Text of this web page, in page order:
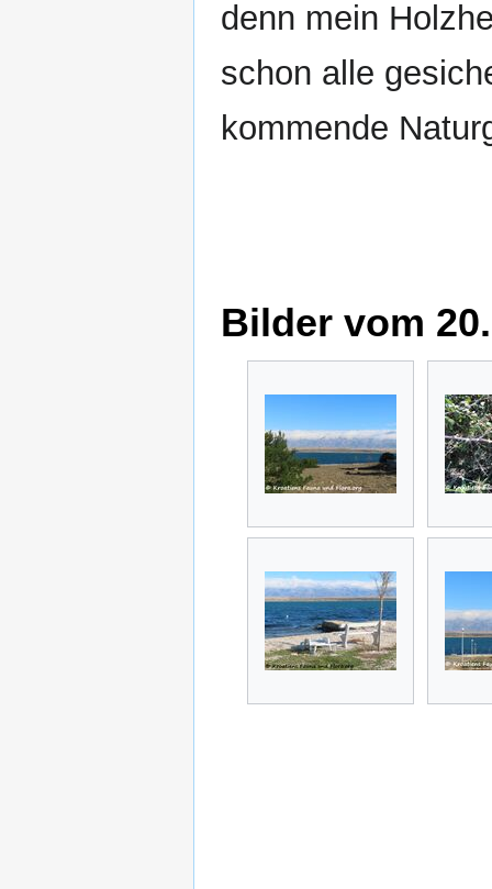
denn mein
schon alle
kommende
Bilder vom